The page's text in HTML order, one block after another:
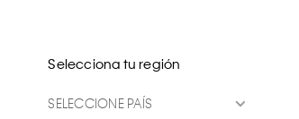
Selecciona tu región
SELECCIONE PAÍS